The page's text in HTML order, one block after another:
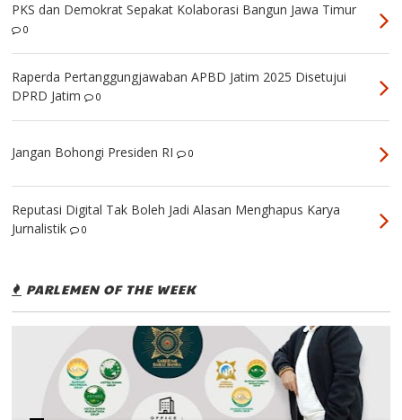
PKS dan Demokrat Sepakat Kolaborasi Bangun Jawa Timur
0
Raperda Pertanggungjawaban APBD Jatim 2025 Disetujui
DPRD Jatim
0
Jangan Bohongi Presiden RI 0
Reputasi Digital Tak Boleh Jadi Alasan Menghapus Karya
Jurnalistik
0
PARLEMEN OF THE WEEK